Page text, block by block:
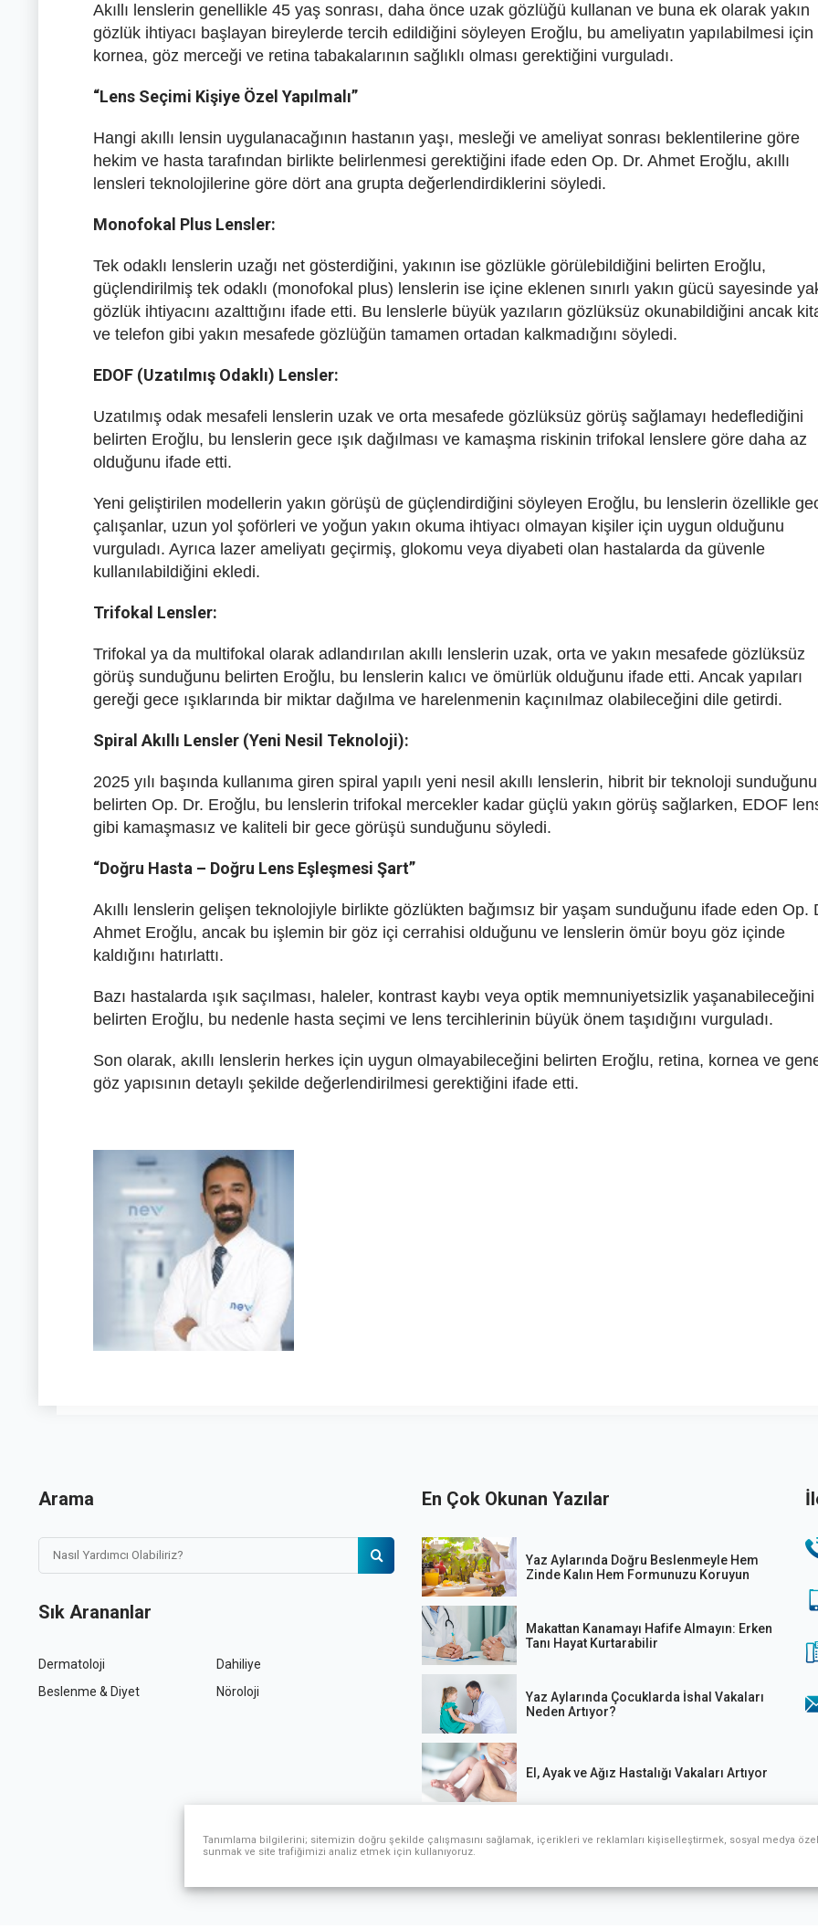
Akıllı lenslerin genellikle 45 yaş sonrası, daha önce uzak gözlüğü kullanan ve buna ek olarak yakın
gözlük ihtiyacı başlayan bireylerde tercih edildiğini söyleyen Eroğlu, bu ameliyatın yapılabilmesi için
kornea, göz merceği ve retina tabakalarının sağlıklı olması gerektiğini vurguladı.
“Lens Seçimi Kişiye Özel Yapılmalı”
Hangi akıllı lensin uygulanacağının hastanın yaşı, mesleği ve ameliyat sonrası beklentilerine göre
hekim ve hasta tarafından birlikte belirlenmesi gerektiğini ifade eden Op. Dr. Ahmet Eroğlu, akıllı
lensleri teknolojilerine göre dört ana grupta değerlendirdiklerini söyledi.
Monofokal Plus Lensler:
Tek odaklı lenslerin uzağı net gösterdiğini, yakının ise gözlükle görülebildiğini belirten Eroğlu,
güçlendirilmiş tek odaklı (monofokal plus) lenslerin ise içine eklenen sınırlı yakın gücü sayesinde
gözlük ihtiyacını azalttığını ifade etti. Bu lenslerle büyük yazıların gözlüksüz okunabildiğini ancak
ve telefon gibi yakın mesafede gözlüğün tamamen ortadan kalkmadığını söyledi.
EDOF (Uzatılmış Odaklı) Lensler:
Uzatılmış odak mesafeli lenslerin uzak ve orta mesafede gözlüksüz görüş sağlamayı hedeflediğini
belirten Eroğlu, bu lenslerin gece ışık dağılması ve kamaşma riskinin trifokal lenslere göre daha az
olduğunu ifade etti.
Yeni geliştirilen modellerin yakın görüşü de güçlendirdiğini söyleyen Eroğlu, bu lenslerin özellikle
çalışanlar, uzun yol şoförleri ve yoğun yakın okuma ihtiyacı olmayan kişiler için uygun olduğunu
vurguladı. Ayrıca lazer ameliyatı geçirmiş, glokomu veya diyabeti olan hastalarda da güvenle
kullanılabildiğini ekledi.
Trifokal Lensler:
Trifokal ya da multifokal olarak adlandırılan akıllı lenslerin uzak, orta ve yakın mesafede gözlüksüz
görüş sunduğunu belirten Eroğlu, bu lenslerin kalıcı ve ömürlük olduğunu ifade etti. Ancak yapıları
gereği gece ışıklarında bir miktar dağılma ve harelenmenin kaçınılmaz olabileceğini dile getirdi.
Spiral Akıllı Lensler (Yeni Nesil Teknoloji):
2025 yılı başında kullanıma giren spiral yapılı yeni nesil akıllı lenslerin, hibrit bir teknoloji sunduğunu
belirten Op. Dr. Eroğlu, bu lenslerin trifokal mercekler kadar güçlü yakın görüş sağlarken, EDOF
gibi kamaşmasız ve kaliteli bir gece görüşü sunduğunu söyledi.
“Doğru Hasta – Doğru Lens Eşleşmesi Şart”
Akıllı lenslerin gelişen teknolojiyle birlikte gözlükten bağımsız bir yaşam sunduğunu ifade eden Op.
Ahmet Eroğlu, ancak bu işlemin bir göz içi cerrahisi olduğunu ve lenslerin ömür boyu göz içinde
kaldığını hatırlattı.
Bazı hastalarda ışık saçılması, haleler, kontrast kaybı veya optik memnuniyetsizlik yaşanabileceğini
belirten Eroğlu, bu nedenle hasta seçimi ve lens tercihlerinin büyük önem taşıdığını vurguladı.
Son olarak, akıllı lenslerin herkes için uygun olmayabileceğini belirten Eroğlu, retina, kornea ve
göz yapısının detaylı şekilde değerlendirilmesi gerektiğini ifade etti.
Arama
Sık Arananlar
Dermatoloji
Dahiliye
Beslenme & Diyet
Nöroloji
En Çok Okunan Yazılar
Yaz Aylarında Doğru Beslenmeyle Hem
Zinde Kalın Hem Formunuzu Koruyun
Makattan Kanamayı Hafife Almayın: Erken
Tanı Hayat Kurtarabilir
Yaz Aylarında Çocuklarda İshal Vakaları
Neden Artıyor?
El, Ayak ve Ağız Hastalığı Vakaları Artıyor
Ani kalp krizi kaynaklı ölümlere dikkat!
Tanımlama bilgilerini; sitemizin doğru şekilde çalışmasını sağlamak, içerikleri ve reklamları kişiselleştirmek, sosyal medya
sunmak ve site trafiğimizi analiz etmek için kullanıyoruz.